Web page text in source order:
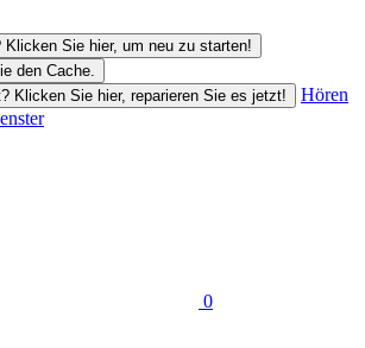
Sie hier, um neu zu starten!
den Cache.
Klicken Sie hier, reparieren Sie es jetzt!
Hören
0